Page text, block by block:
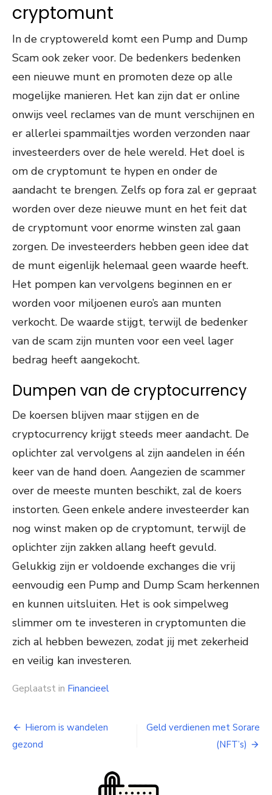
cryptomunt
In de cryptowereld komt een Pump and Dump
Scam ook zeker voor. De bedenkers bedenken
een nieuwe munt en promoten deze op alle
mogelijke manieren. Het kan zijn dat er online
onwijs veel reclames van de munt verschijnen en
er allerlei spammailtjes worden verzonden naar
investeerders over de hele wereld. Het doel is
om de cryptomunt te hypen en onder de
aandacht te brengen. Zelfs op fora zal er gepraat
worden over deze nieuwe munt en het feit dat
de cryptomunt voor enorme winsten zal gaan
zorgen. De investeerders hebben geen idee dat
de munt eigenlijk helemaal geen waarde heeft.
Het pompen kan vervolgens beginnen en er
worden voor miljoenen euro’s aan munten
verkocht. De waarde stijgt, terwijl de bedenker
van de scam zijn munten voor een veel lager
bedrag heeft aangekocht.
Dumpen van de cryptocurrency
De koersen blijven maar stijgen en de
cryptocurrency krijgt steeds meer aandacht. De
oplichter zal vervolgens al zijn aandelen in één
keer van de hand doen. Aangezien de scammer
over de meeste munten beschikt, zal de koers
instorten. Geen enkele andere investeerder kan
nog winst maken op de cryptomunt, terwijl de
oplichter zijn zakken allang heeft gevuld.
Gelukkig zijn er voldoende exchanges die vrij
eenvoudig een Pump and Dump Scam herkennen
en kunnen uitsluiten. Het is ook simpelweg
slimmer om te investeren in cryptomunten die
zich al hebben bewezen, zodat jij met zekerheid
en veilig kan investeren.
Geplaatst in Financieel
Bericht
Hierom is wandelen
gezond
Geld verdienen met Sorare
(NFT’s)